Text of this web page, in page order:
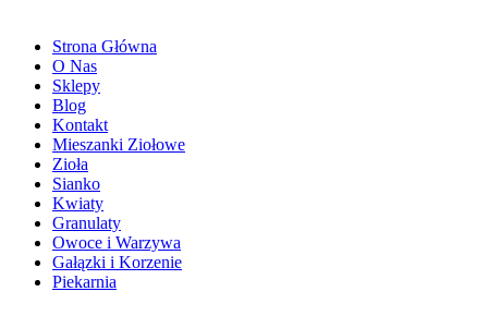
Strona Główna
O Nas
Sklepy
Blog
Kontakt
Mieszanki Ziołowe
Zioła
Sianko
Kwiaty
Granulaty
Owoce i Warzywa
Gałązki i Korzenie
Piekarnia